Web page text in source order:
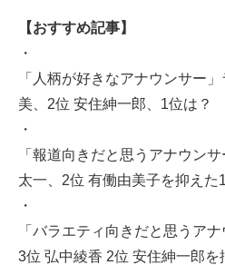
【おすすめ記事】
・
「人柄が好きなアナウンサー
美、2位 安住紳一郎、1位は？
・
「報道向きだと思うアナウン
太一、2位 有働由美子を抑えた
・
「バラエティ向きだと思うア
3位 弘中綾香 2位 安住紳一郎を